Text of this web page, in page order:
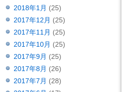
2018年1月 (25)
2017年12月 (25)
2017年11月 (25)
2017年10月 (25)
2017年9月 (25)
2017年8月 (26)
2017年7月 (28)